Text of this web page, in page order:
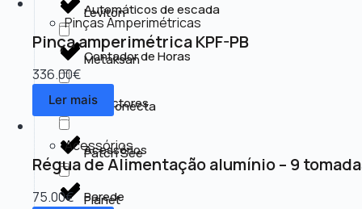
Automáticos de escada
Contador de Horas
Detectores
Acessórios
Parede
Leviton
Metaksan
MM Conecta
Patch See
Planet
Pinças Amperimétricas
Pinça amperimétrica KPF-PB
336.00€
Ler mais
Acessórios
Régua de Alimentação alumínio – 9
75.00€